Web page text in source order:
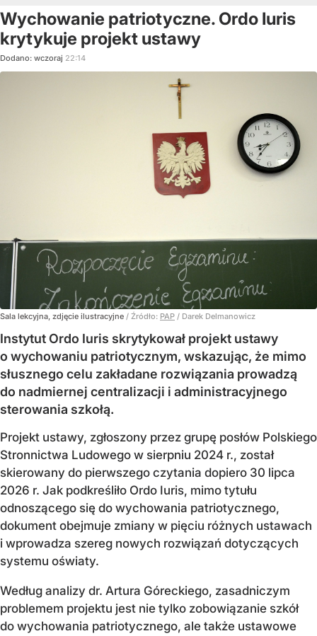
Wychowanie patriotyczne. Ordo Iuris
krytykuje projekt ustawy
Dodano: wczoraj 22:14
Sala lekcyjna, zdjęcie ilustracyjne / Źródło: PAP / Darek Delmanowicz
Instytut Ordo Iuris skrytykował projekt ustawy
o wychowaniu patriotycznym, wskazując, że mimo
słusznego celu zakładane rozwiązania prowadzą
do nadmiernej centralizacji i administracyjnego
sterowania szkołą.
Projekt ustawy, zgłoszony przez grupę posłów Polskiego
Stronnictwa Ludowego w sierpniu 2024 r., został
skierowany do pierwszego czytania dopiero 30 lipca
2026 r. Jak podkreśliło Ordo Iuris, mimo tytułu
odnoszącego się do wychowania patriotycznego,
dokument obejmuje zmiany w pięciu różnych ustawach
i wprowadza szereg nowych rozwiązań dotyczących
systemu oświaty.
Według analizy dr. Artura Góreckiego, zasadniczym
problemem projektu jest nie tylko zobowiązanie szkół
do wychowania patriotycznego, ale także ustawowe